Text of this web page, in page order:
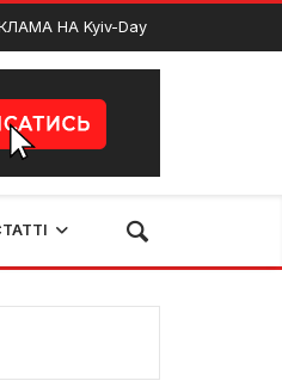
майданчиків у Києві
НА Kyiv-Day